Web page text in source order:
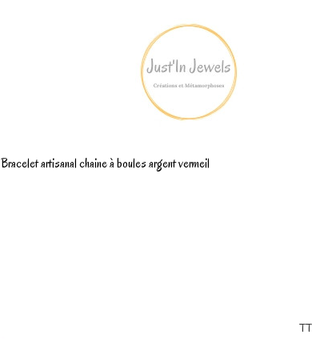
Bracelet artisanal chaine à boules argent vermeil